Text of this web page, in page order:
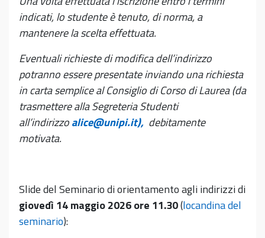
indicati, lo studente è tenuto, di norma, a
mantenere la scelta effettuata.
Eventuali richieste di modifica dell’indirizzo
potranno essere presentate inviando una richiesta
in carta semplice al Consiglio di Corso di Laurea (da
trasmettere alla Segreteria Studenti
all’indirizzoalice@unipi.it), debitamente
motivata.
Slide del Seminario di orientamento agli indirizzi di
giovedì 14 maggio 2026 ore 11.30(locandina del
seminario):